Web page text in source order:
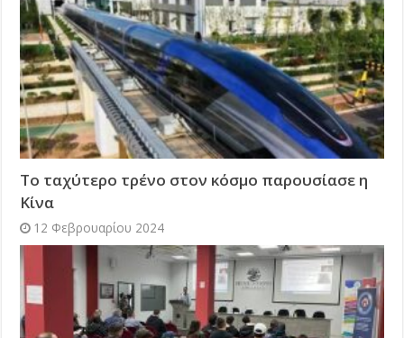
Το ταχύτερο τρένο στον κόσμο παρουσίασε η
Κίνα
12 Φεβρουαρίου 2024